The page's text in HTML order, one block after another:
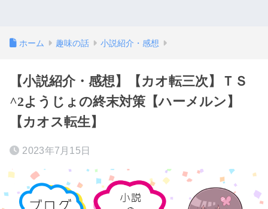
ホーム 趣味の話 小説紹介・感想
【小説紹介・感想】【カオ転三次】ＴＳ
^2ようじょの終末対策【ハーメルン】
【カオス転生】
2023年7月15日